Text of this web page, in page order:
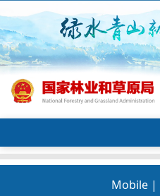
Mobile |